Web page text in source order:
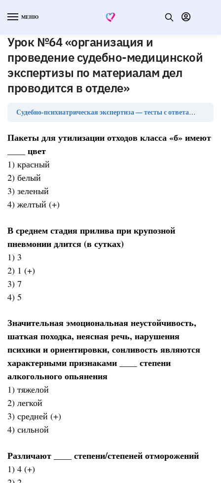
МЕНЮ
Урок №64 «организация и
проведение судебно-медицинской
экспертизы по материалам дел
проводится в отделе»
Судебно-психиатрическая экспертиза — тесты с ответами
Пакеты для утилизации отходов класса «б» имеют
____ цвет
1) красный
2) белый
3) зеленый
4) желтый (+)
В среднем стадия прилива при крупозной
пневмонии длится (в сутках)
1) 3
2) 1 (+)
3) 7
4) 5
Значительная эмоциональная неустойчивость,
шаткая походка, неясная речь, нарушения
психики и ориентировки, сонливость являются
характерными признаками ____ степени
алкогольного опьянения
1) тяжелой
2) легкой
3) средней (+)
4) сильной
Различают ____ степени/степеней отморожений
1) 4 (+)